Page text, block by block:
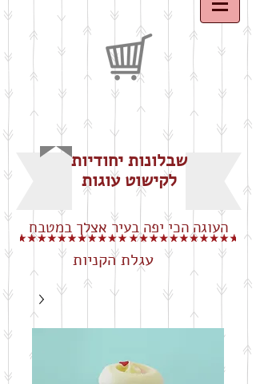
שבלונות יחודיות
לקישוט עוגות
העוגה הכי יפה בעיר אצלך במטבח
עגלת הקניות